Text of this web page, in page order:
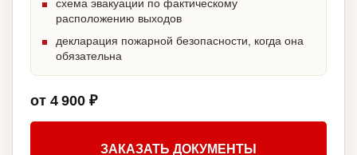
схема эвакуации по фактическому
расположению выходов
декларация пожарной безопасности, когда она
обязательна
от 4 900 ₽
ЗАКАЗАТЬ ДОКУМЕНТЫ